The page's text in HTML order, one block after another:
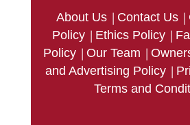
About Us | Contact Us |
Policy | Ethics Policy |
Policy | Our Team |
and Advertising Policy |
Terms and